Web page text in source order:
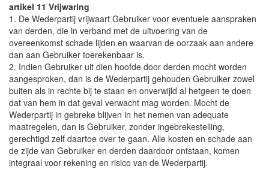
artikel 11 Vrijwaring
1. De Wederpartij vrijwaart Gebruiker voor eventuele aanspraken
van derden, die in verband met de uitvoering van de
overeenkomst schade lijden en waarvan de oorzaak aan andere
dan aan Gebruiker toerekenbaar is.
2. Indien Gebruiker uit dien hoofde door derden mocht worden
aangesproken, dan is de Wederpartij gehouden Gebruiker zowel
buiten als in rechte bij te staan en onverwijld al hetgeen te doen
dat van hem in dat geval verwacht mag worden. Mocht de
Wederpartij in gebreke blijven in het nemen van adequate
maatregelen, dan is Gebruiker, zonder ingebrekestelling,
gerechtigd zelf daartoe over te gaan. Alle kosten en schade aan
de zijde van Gebruiker en derden daardoor ontstaan, komen
integraal voor rekening en risico van de Wederpartij.